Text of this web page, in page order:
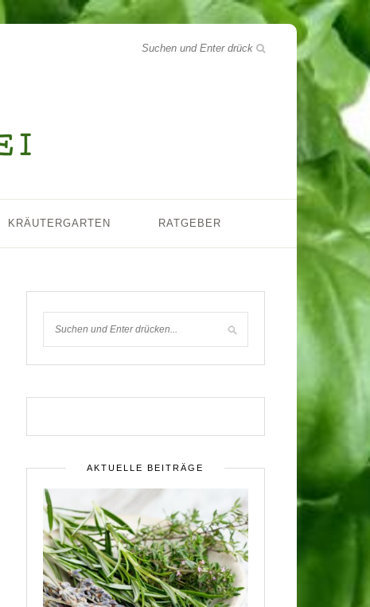
KRÄUTERGARTEN RATGEBER
AKTUELLE BEITRÄGE